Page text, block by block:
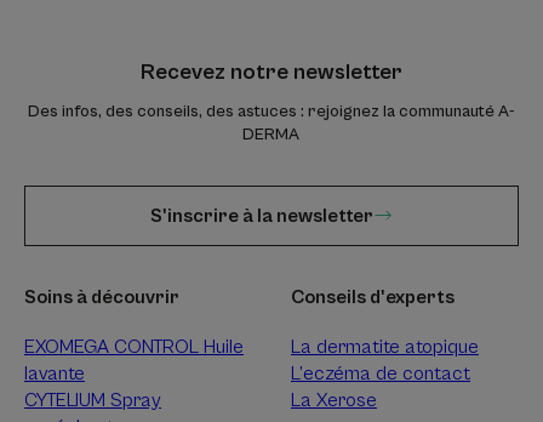
Recevez notre newsletter
Des infos, des conseils, des astuces : rejoignez la communauté A-
DERMA
S'inscrire à la newsletter
Soins à découvrir
EXOMEGA CONTROL Huile
lavante
CYTELIUM Spray
Conseils d'experts
La dermatite atopique
L’eczéma de contact
La Xerose